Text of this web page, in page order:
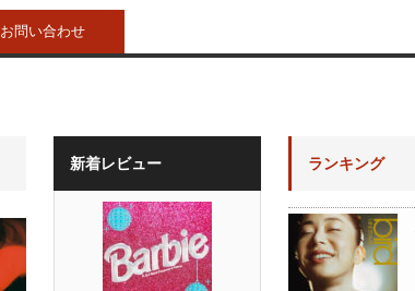
お問い合わせ
新着レビュー ランキング